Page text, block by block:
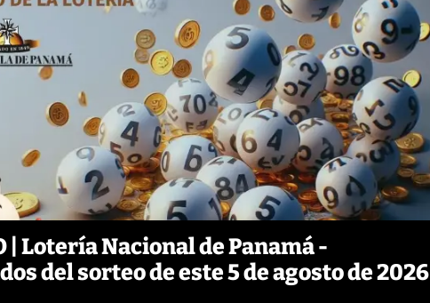
| Lotería Nacional de Panamá -
del sorteo de este 5 de agosto de 2026